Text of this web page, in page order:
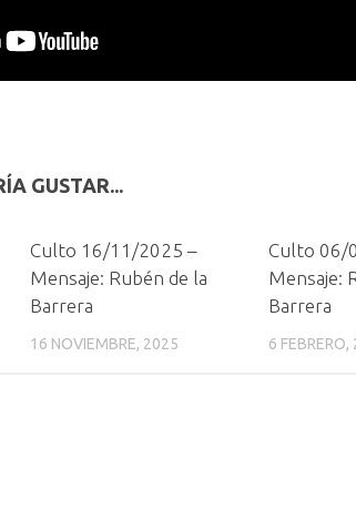
GUSTAR...
Culto 16/11/2025 –
Mensaje: Rubén de la
Barrera
16 NOVIEMBRE, 2025
Culto 06/
Mensaje:
Barrera
6 FEBRERO,